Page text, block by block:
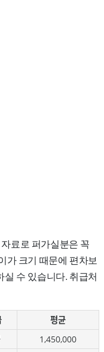
료로 퍼가실분은 꼭
가 크기 때문에 편차보
수 있습니다. 취급처
평균
1,450,000